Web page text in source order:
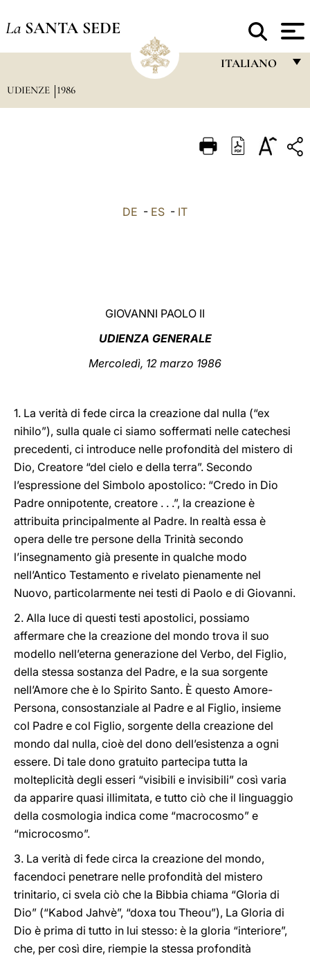
La SANTA SEDE
ITALIANO
ITALIANO
UDIENZE 1986
DE - ES - IT
GIOVANNI PAOLO II
UDIENZA GENERALE
Mercoledì, 12 marzo 1986
1. La verità di fede circa la creazione dal nulla (“ex
nihilo”), sulla quale ci siamo soffermati nelle catechesi
precedenti, ci introduce nelle profondità del mistero di
Dio, Creatore “del cielo e della terra”. Secondo
l’espressione del Simbolo apostolico: “Credo in Dio
Padre onnipotente, creatore . . .”, la creazione è
attribuita principalmente al Padre. In realtà essa è
opera delle tre persone della Trinità secondo
l’insegnamento già presente in qualche modo
nell’Antico Testamento e rivelato pienamente nel
Nuovo, particolarmente nei testi di Paolo e di Giovanni.
2. Alla luce di questi testi apostolici, possiamo
affermare che la creazione del mondo trova il suo
modello nell’eterna generazione del Verbo, del Figlio,
della stessa sostanza del Padre, e la sua sorgente
nell’Amore che è lo Spirito Santo. È questo Amore-
Persona, consostanziale al Padre e al Figlio, insieme
col Padre e col Figlio, sorgente della creazione del
mondo dal nulla, cioè del dono dell’esistenza a ogni
essere. Di tale dono gratuito partecipa tutta la
molteplicità degli esseri “visibili e invisibili” così varia
da apparire quasi illimitata, e tutto ciò che il linguaggio
della cosmologia indica come “macrocosmo” e
“microcosmo”.
3. La verità di fede circa la creazione del mondo,
facendoci penetrare nelle profondità del mistero
trinitario, ci svela ciò che la Bibbia chiama “Gloria di
Dio” (“Kabod Jahvè”, “doxa tou Theou”), La Gloria di
Dio è prima di tutto in lui stesso: è la gloria “interiore”,
che, per così dire, riempie la stessa profondità